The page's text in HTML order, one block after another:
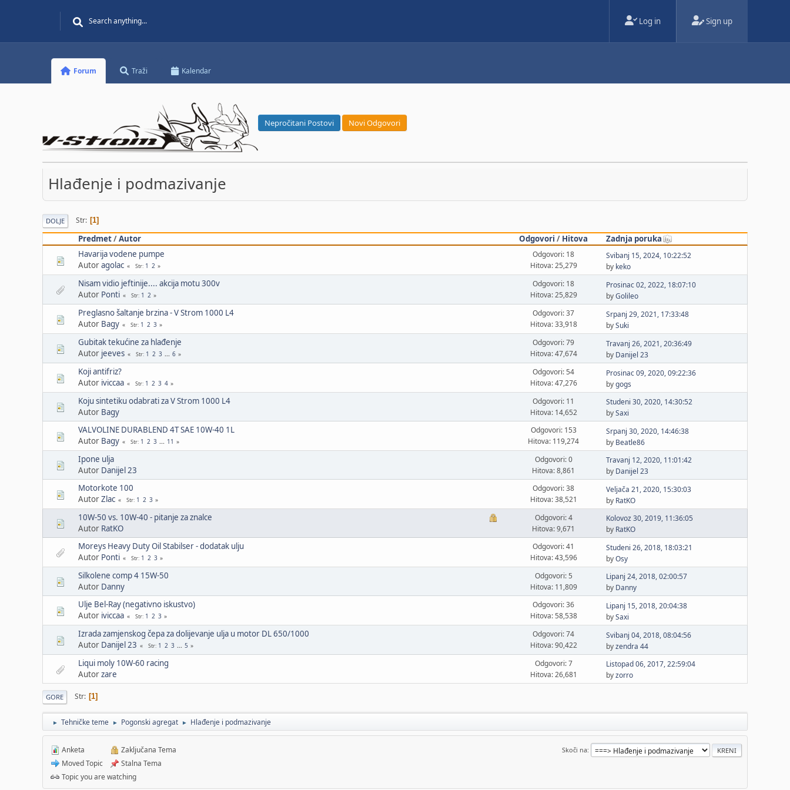
Log in Sign up
Forum Traži Kalendar
Nepročitani Postovi Novi Odgovori
Hlađenje i podmazivanje
DOLJE Str 1
Predmet/Autor Odgovori / Hitova
Zadnja poruka
Havarija vodene pumpe
Autoragolac Str 1 2
Odgovori: 18
Hitova: 25,279
Svibanj 15, 2024, 10:22:52
by keko
Nisam vidio jeftinije.... akcija motu 300v
Autor Ponti Str 1 2
Odgovori: 18
Hitova: 25,829
Prosinac 02, 2022, 18:07:10
byGolileo
Preglasno šaltanje brzina - V Strom 1000 L4
Autor Bagy Str 1 2 3
Odgovori: 37
Hitova: 33,918
Srpanj 29, 2021, 17:33:48
bySuki
Gubitak tekućine za hlađenje
Autor jeeves Str 1 2 3 ... 6
Odgovori: 79
Hitova: 47,674
Travanj 26, 2021, 20:36:49
by Danijel 23
Koji antifriz?
Autor iviccaa Str 1 2 3 4
Odgovori: 54
Hitova: 47,276
Prosinac 09, 2020, 09:22:36
bygogs
Koju sintetiku odabrati za V Strom 1000 L4
Autor Bagy
Odgovori: 11
Hitova: 14,652
Studeni 30, 2020, 14:30:52
bySaxi
VALVOLINE DURABLEND 4T SAE 10W-40 1L
Autor Bagy Str 1 2 3 ... 11
Odgovori: 153
Hitova: 119,274
Srpanj 30, 2020, 14:46:38
by Beatle86
Ipone ulja
Autor Danijel 23
Odgovori: 0
Hitova: 8,861
Travanj 12, 2020, 11:01:42
by Danijel 23
Motorkote 100
AutorZlac Str 1 2 3
Odgovori: 38
Hitova: 38,521
Veljača 21, 2020, 15:30:03
by RatKO
10W-50 vs. 10W-40 - pitanje za znalce
Autor RatKO
Odgovori: 4
Hitova: 9,671
Kolovoz 30, 2019, 11:36:05
by RatKO
Moreys Heavy Duty Oil Stabilser - dodatak ulju
Autor Ponti Str 1 2 3
Odgovori: 41
Hitova: 43,596
Studeni 26, 2018, 18:03:21
byOsy
Silkolene comp 4 15W-50
Autor Danny
Odgovori: 5
Hitova: 11,809
Lipanj 24, 2018, 02:00:57
by Danny
Ulje Bel-Ray (negativno iskustvo)
Autor iviccaa Str 1 2 3
Odgovori: 36
Hitova: 58,538
Lipanj 15, 2018, 20:04:38
bySaxi
Izrada zamjenskog čepa za dolijevanje ulja u motor DL 650/1000
Autor Danijel 23 Str 1 2 3 ... 5
Odgovori: 74
Hitova: 90,422
Svibanj 04, 2018, 08:04:56
byzendra 44
Liqui moly 10W-60 racing
Autorzare
Odgovori: 7
Hitova: 26,681
Listopad 06, 2017, 22:59:04
byzorro
GORE Str 1
► Tehničke teme ► Pogonski agregat ► Hlađenje i podmazivanje
Skoči na
Anketa
Moved Topic
Zaključana Tema
Stalna Tema
Topic you are watching